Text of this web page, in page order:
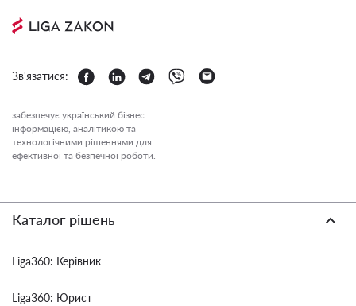
Зв'язатися:
забезпечує український бізнес
інформацією, аналітикою та
технологічними рішеннями для
ефективної та безпечної роботи.
Каталог рішень
Liga360: Керівник
Liga360: Юрист